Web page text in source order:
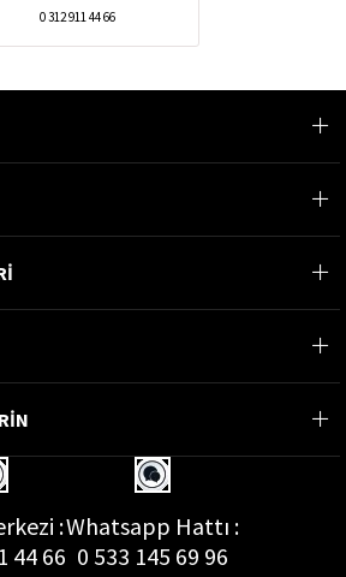
0 312 911 44 66
:
44 66
Whatsapp Hattı :
0 533 145 69 96